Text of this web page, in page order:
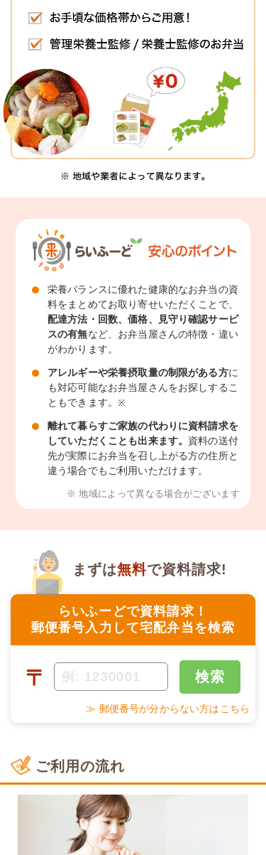
栄養バランスに優れた健康的なお弁当の資
料をまとめてお取り寄せいただくことで、
配達方法・回数、価格、見守り確認サービ
スの有無など、お弁当屋さんの特徴・違い
がわかります。
アレルギーや栄養摂取量の制限がある方に
も対応可能なお弁当屋さんをお探しするこ
ともできます。※
離れて暮らすご家族の代わりに資料請求を
していただくことも出来ます。 資料の送付
先が実際にお弁当を召し上がる方の住所と
違う場合でもご利用いただけます。
※ 地域によって異なる場合がございます
らいふーどで資料請求！
郵便番号入力して宅配弁当を検索
まずは無料で資料請求!
〒 検索
≫ 郵便番号が分からない方はこちら
ご利用の流れ